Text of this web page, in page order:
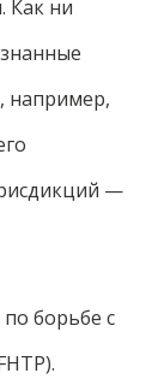
Как ни
например,
—
борьбе с